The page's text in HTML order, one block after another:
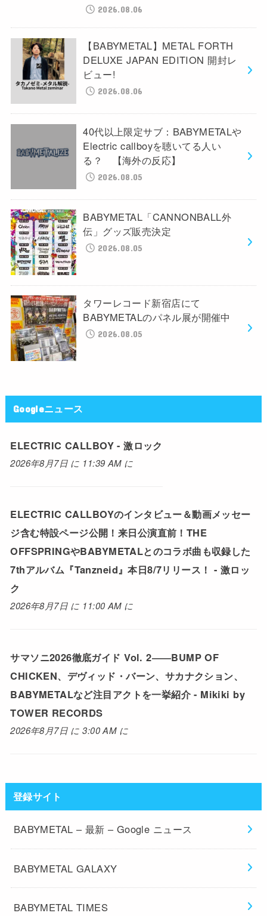
2026.08.06
【BABYMETAL】METAL FORTH
DELUXE JAPAN EDITION 開封レ
ビュー!
2026.08.06
40代以上限定サブ：BABYMETALや
Electric callboyを聴いてる人い
る？ 【海外の反応】
2026.08.05
BABYMETAL「CANNONBALL外
伝」グッズ販売決定
2026.08.05
タワーレコード新宿店にて
BABYMETALのパネル展が開催中
2026.08.05
Googleニュース
ELECTRIC CALLBOY - 激ロック
2026年8月7日 に 11:39 AM に
ELECTRIC CALLBOYのインタビュー＆動画メッセー
ジ含む特設ページ公開！来日公演直前！THE
OFFSPRINGやBABYMETALとのコラボ曲も収録した
7thアルバム『Tanzneid』本日8/7リリース！ - 激ロッ
ク
2026年8月7日 に 11:00 AM に
サマソニ2026徹底ガイド Vol. 2――BUMP OF
CHICKEN、デヴィッド・バーン、サカナクション、
BABYMETALなど注目アクトを一挙紹介 - Mikiki by
TOWER RECORDS
2026年8月7日 に 3:00 AM に
登録サイト
BABYMETAL – 最新 – Google ニュース
BABYMETAL GALAXY
BABYMETAL TIMES